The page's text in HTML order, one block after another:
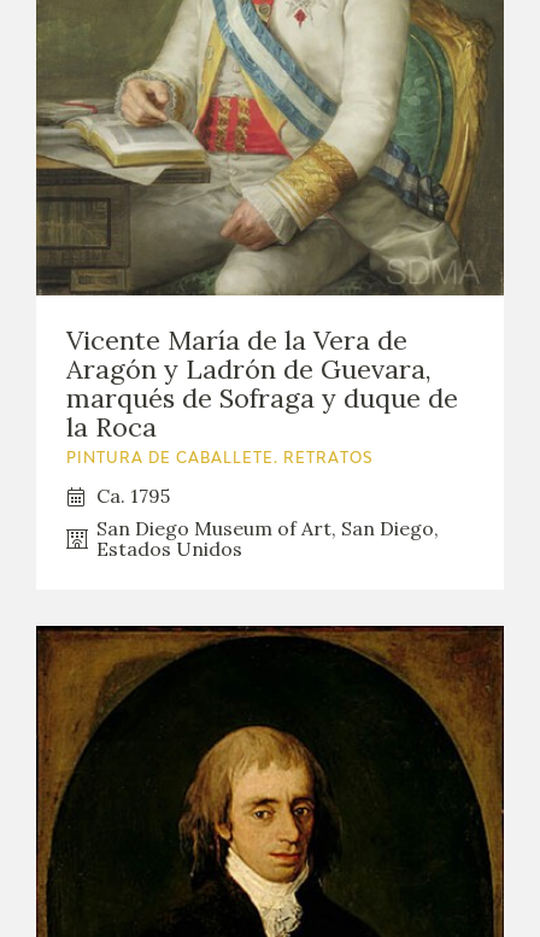
Vicente María de la Vera de
Aragón y Ladrón de Guevara,
marqués de Sofraga y duque de
la Roca
PINTURA DE CABALLETE. RETRATOS
Ca. 1795
San Diego Museum of Art, San Diego,
Estados Unidos